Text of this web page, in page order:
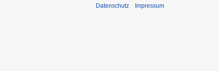
Datenschutz Impressum